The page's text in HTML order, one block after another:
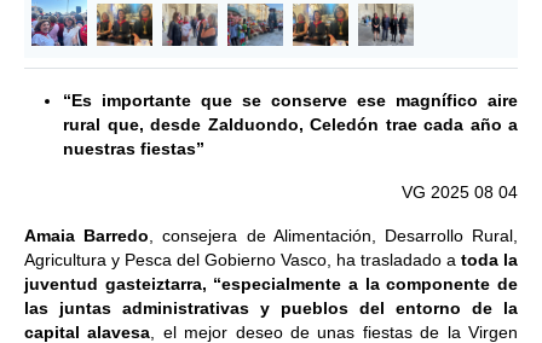
“Es importante que se conserve ese magnífico aire
rural que, desde Zalduondo, Celedón trae cada año a
nuestras fiestas”
VG 2025 08 04
Amaia Barredo , consejera de Alimentación, Desarrollo Rural,
Agricultura y Pesca del Gobierno Vasco, ha trasladado a toda la
juventud gasteiztarra, “especialmente a la componente de
las juntas administrativas y pueblos del entorno de la
capital alavesa , el mejor deseo de unas fiestas de la Virgen